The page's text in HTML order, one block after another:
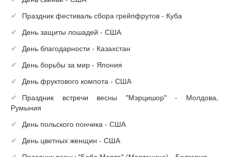
Праздник фестиваль сбора грейпфрутов - Куба
День защиты лошадей - США
День благодарности - Казахстан
День борьбы за мир - Япония
День фруктового компота - США
Праздник встречи весны "Мэрцишор" - Молдова,
Румыния
День польского пончика - США
День цветных женщин - США